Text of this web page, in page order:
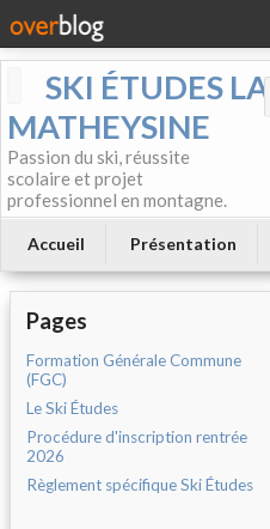
SKI ÉTUDES LA
MATHEYSINE
Passion du ski, réussite
scolaire et projet
professionnel en montagne.
Accueil Présentation
Pages
Formation Générale Commune
(FGC)
Le Ski Études
Procédure d'inscription rentrée
2026
Règlement spécifique Ski Études